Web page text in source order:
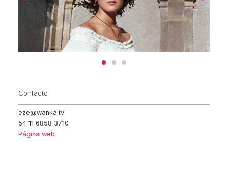
Contacto
eze@wanka.tv
54 11 6858 3710
Página web